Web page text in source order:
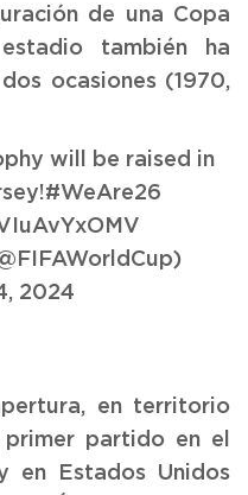
de una Copa
también ha
ocasiones (1970,
will be raised in
#WeAre26
2024
en territorio
partido en el
en Estados Unidos